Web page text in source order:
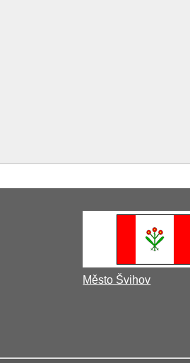
Město Švihov